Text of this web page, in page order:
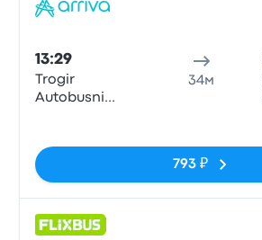
13:29
Trogir
Autobusni
34м
793 ₽